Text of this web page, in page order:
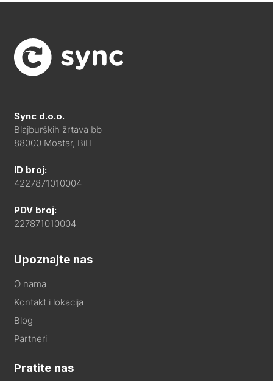
Sync d.o.o.
Blajburških žrtava bb
88000 Mostar, BiH
ID broj:
4227871010004
PDV broj:
227871010004
Upoznajte nas
O nama
Kontakt i lokacija
Blog
Partneri
Pratite nas